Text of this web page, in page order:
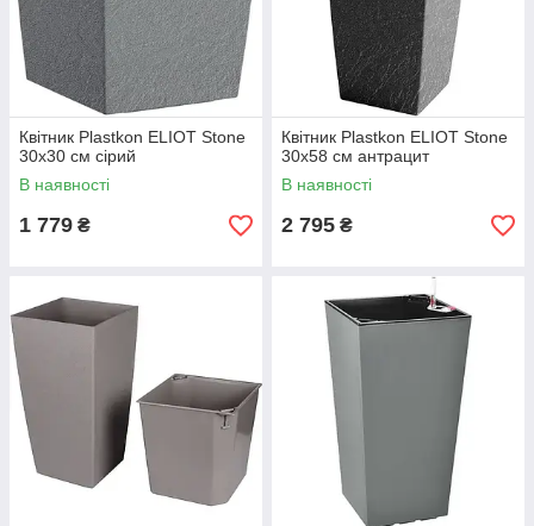
Квітник Plastkon ELIOT Stone
30x30 см сірий
В наявності
1 779 ₴
Квітник Plastkon ELIOT Stone
30x58 см антрацит
В наявності
2 795 ₴